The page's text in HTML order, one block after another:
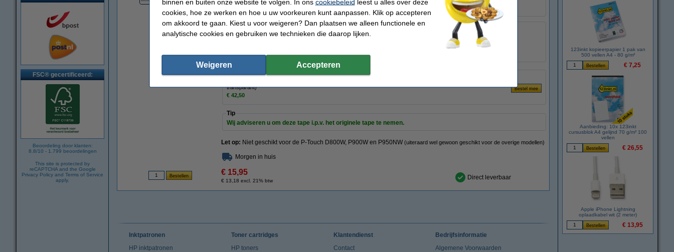
FSC® gecertificeerd:
Beoordeling door klanten:
8.8/10 - 1.799 beoordelingen
This site is protected by
reCAPTCHA and the Google
Privacy Policy and Terms of Service
apply.
Uiteraard met 100% garantie.
Specificaties
Toepassing: multifunctioneel
zwart
Merk:
36 mm
8 meter
Tapekleur:
blauw
Tip: multipack meebestellen
transparant)
€ 42,50
Tip
Wij adviseren u om deze tape i.p.v. het originele tape te nemen.
Let op: Niet geschikt voor de P-Touch D800W, P900W en P950NW (uiteraard wel gewoon geschikt voor de overige modellen)
Morgen in huis
€ 15,95
€ 13,18 excl. 21% btw Direct leverbaar
123inkt kopieerpapier 1 pak van
500 vellen A4 - 80 g/m²
€ 7,25
Aanbieding: 10x 123inkt
cursusblok A4 gelijnd 70 g/m² 100
vellen
€ 26,55
Apple iPhone Lightning
oplaadkabel wit (2 meter)
€ 13,95
Inktpatronen
HP inktpatronen
Toner cartridges
HP toners
Klantendienst
Contact
Bedrijfsinformatie
Algemene Voorwaarden
cookies, hoe ze werken en hoe u uw voorkeuren kunt aanpassen. Klik op accepteren
om akkoord te gaan. Kiest u voor weigeren? Dan plaatsen we alleen functionele en
analytische cookies en gebruiken we technieken die daarop lijken.
Weigeren Accepteren